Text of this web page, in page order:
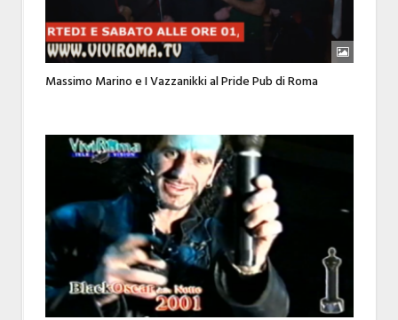
Massimo Marino e I Vazzanikki al Pride Pub di Roma